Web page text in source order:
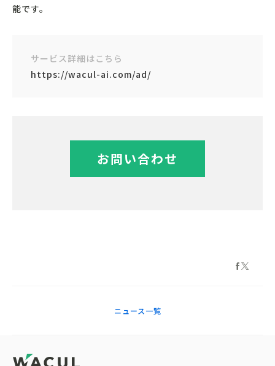
能です。
サービス詳細はこちら
https://wacul-ai.com/ad/
お問い合わせ
ニュース一覧